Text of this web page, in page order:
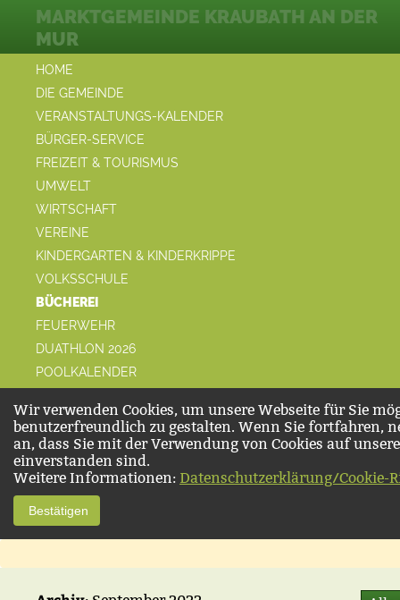
HOME
DIE GEMEINDE
VERANSTALTUNGS-KALENDER
BÜRGER-SERVICE
FREIZEIT & TOURISMUS
UMWELT
WIRTSCHAFT
VEREINE
KINDERGARTEN & KINDERKRIPPE
VOLKSSCHULE
BÜCHEREI
FEUERWEHR
DUATHLON 2026
POOLKALENDER
MARKTGEMEINDE KRAUBATH AN DER
MUR
Wir verwenden Cookies, um unsere Webseite für Sie
benutzerfreundlich zu gestalten. Wenn Sie fortfahren,
an, dass Sie mit der Verwendung von Cookies auf
einverstanden sind.
Weitere Informationen: Datenschutzerklärung/Cookie-
Bestätigen